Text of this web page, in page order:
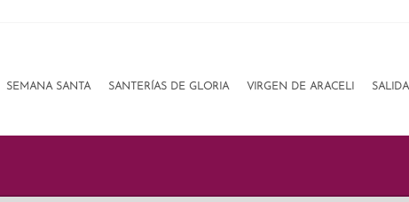
SEMANA SANTA SANTERÍAS DE GLORIA VIRGEN DE ARACELI